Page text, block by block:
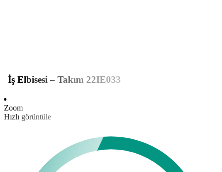
İş Elbisesi – Takım 22IE033
Zoom
Hızlı görüntüle